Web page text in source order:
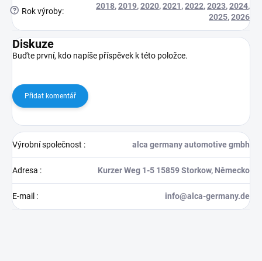
? Rok výroby:
2018,2019,2020,2021,2022,2023,2024,
2025,2026
Diskuze
Buďte první, kdo napíše příspěvek k této položce.
Přidat komentář
Výrobní společnost : alca germany automotive gmbh
Adresa : Kurzer Weg 1-5 15859 Storkow, Německo
E-mail : info@alca-germany.de